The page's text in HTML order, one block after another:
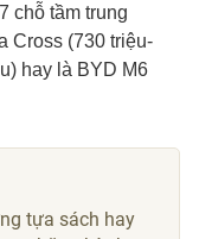
chỗ tầm trung
Cross (730 triệu-
hay là BYD M6
tựa sách hay